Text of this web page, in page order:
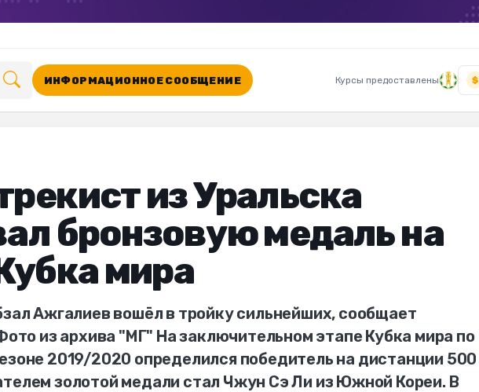
ИНФОРМАЦИОННОЕ СООБЩЕНИЕ Курсы предоставлены $
из Уральска
бронзовую медаль на
мира
Ажгалиев вошёл в тройку сильнейших, сообщает
из архива "МГ" На заключительном этапе Кубка мира по
2019/2020 определился победитель на дистанции 500
золотой медали стал Чжун Сэ Ли из Южной Кореи. В